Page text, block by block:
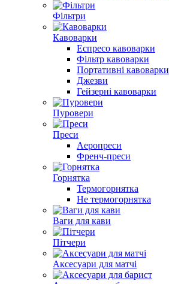
Фільтри
Кавоварки
Еспресо кавоварки
Фільтр кавоварки
Портативні кавоварки
Джезви
Гейзерні кавоварки
Пуровери
Преси
Аеропреси
Френч-преси
Горнятка
Термогорнятка
Не термогорнятка
Ваги для кави
Пітчери
Аксесуари для матчі